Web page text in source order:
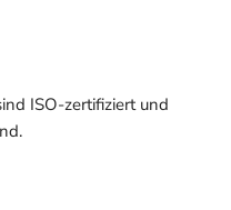
ISO-zertifiziert und